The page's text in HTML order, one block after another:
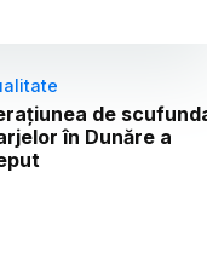
de
în Dunăre a